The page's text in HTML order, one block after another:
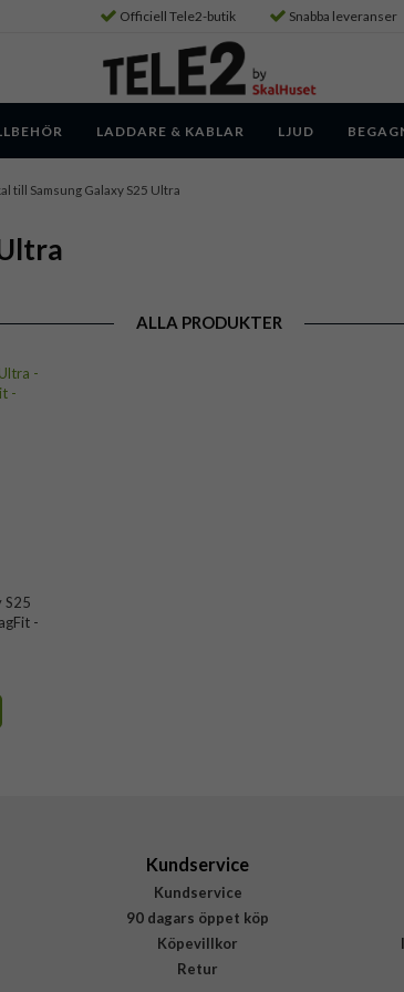
Officiell Tele2-butik Snabba leveranser
LADDARE & KABLAR LJUD
till Samsung Galaxy S25 Ultra
ALLA PRODUKTER
S25
-
Kundservice
Kundservice
90 dagars öppet köp
Köpevillkor
Retur